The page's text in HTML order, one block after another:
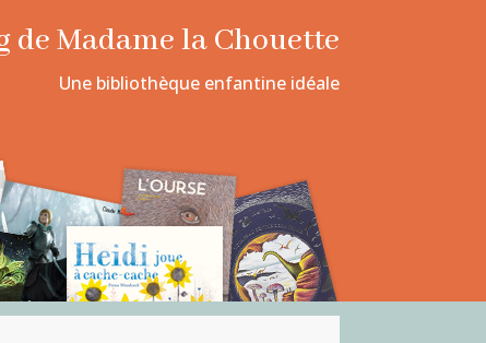
de Madame la Chouette
Une bibliothèque enfantine idéale